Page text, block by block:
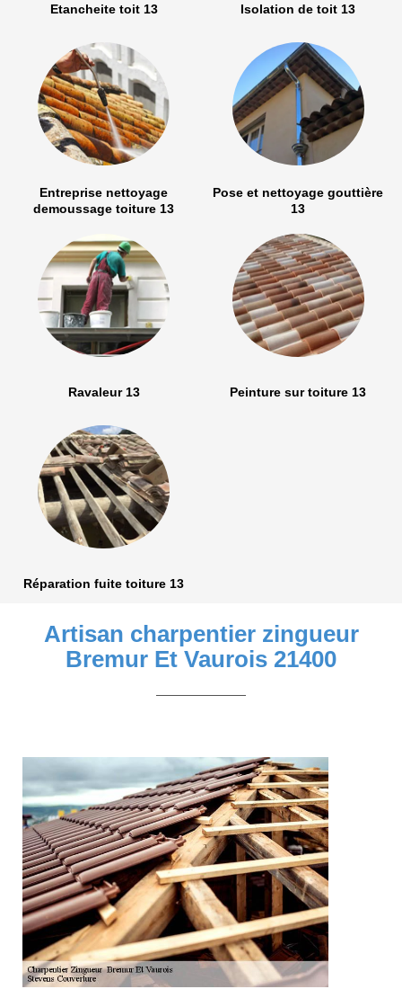
Etancheite toit 13 Isolation de toit 13
Entreprise nettoyage
demoussage toiture 13
Pose et nettoyage gouttière
13
Ravaleur 13 Peinture sur toiture 13
Réparation fuite toiture 13
Artisan charpentier zingueur
Bremur Et Vaurois 21400